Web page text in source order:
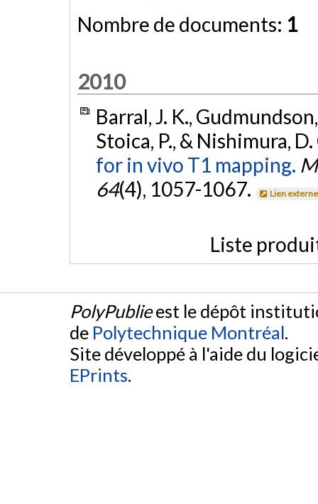
Nombre de documents: 1
2010
Barral, J. K.,
Stoica, P., & Nishimura,
for in vivo T1 mapping.
64(4), 1057-1067. Lien externe
Liste
PolyPublieest le dépôt
de Polytechnique Montréal.
Site développé à l'aide du
EPrints.